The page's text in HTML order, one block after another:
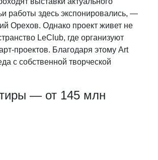
работы здесь экспонировались, —
Орехов. Однако проект живет не
LeClub, где организуют
проектов. Благодаря этому Art
с собственной творческой
— от 145 млн